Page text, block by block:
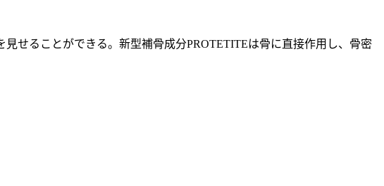
せることができる。新型補骨成分PROTETITEは骨に直接作用し、骨密